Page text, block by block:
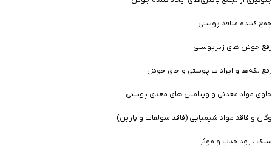
جمع کننده منافذ پوستی
رفع جوش های زیرپوستی
رفع لکه‌ها و ایرادات پوستی و جای جوش
حاوی مواد معدنی و ویتامین های مغذی پوستی
وگان و فاقد مواد شیمیایی (فاقد سولفات و پارابن)
سبک ، زود جذب و موثر